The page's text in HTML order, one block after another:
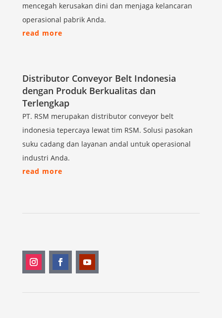
mencegah kerusakan dini dan menjaga kelancaran
operasional pabrik Anda.
read more
Distributor Conveyor Belt Indonesia
dengan Produk Berkualitas dan
Terlengkap
PT. RSM merupakan distributor conveyor belt
indonesia tepercaya lewat tim RSM. Solusi pasokan
suku cadang dan layanan andal untuk operasional
industri Anda.
read more